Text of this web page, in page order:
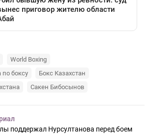
World Boxing
по боксу
Бокс Казахстан
Сакен Бибосынов
поддержал Нурсултанова перед боем